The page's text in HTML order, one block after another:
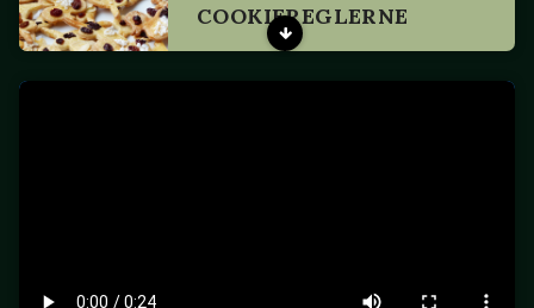
COOKIEREGLERNE